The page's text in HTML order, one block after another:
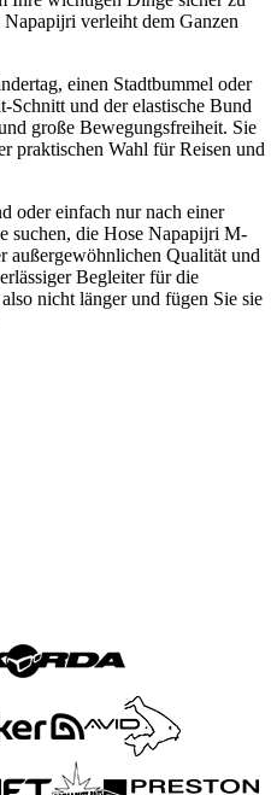
verleiht dem Ganzen
einen Stadtbummel oder
Schnitt und der elastische Bund
große Bewegungsfreiheit. Sie
praktischen Wahl für Reisen und
oder einfach nur nach einer
suchen, die Hose Napapijri M-
außergewöhnlichen Qualität und
Begleiter für die
nicht länger und fügen Sie sie